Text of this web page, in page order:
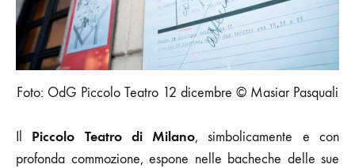
Foto: OdG Piccolo Teatro 12 dicembre © Masiar Pasquali
Il Piccolo Teatro di Milano, simbolicamente e con
profonda commozione, espone nelle bacheche delle sue